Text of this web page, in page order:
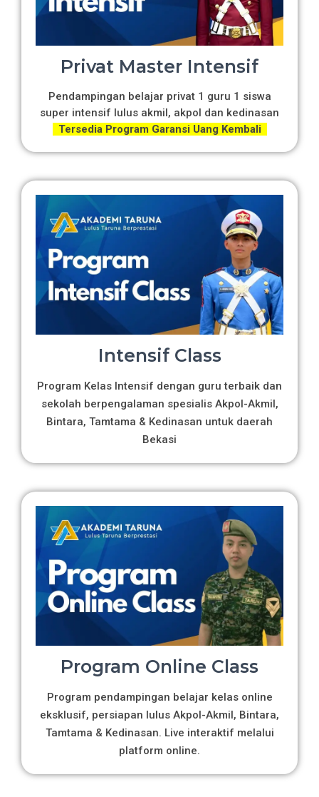
Privat Master Intensif
Pendampingan belajar privat 1 guru 1 siswa
super intensif lulus akmil, akpol dan kedinasan
Tersedia Program Garansi Uang Kembali
Intensif Class
Program Kelas Intensif dengan guru terbaik dan
sekolah berpengalaman spesialis Akpol-Akmil,
Bintara, Tamtama & Kedinasan untuk daerah
Bekasi
Program Online Class
Program pendampingan belajar kelas online
eksklusif, persiapan lulus Akpol-Akmil, Bintara,
Tamtama & Kedinasan. Live interaktif melalui
platform online.